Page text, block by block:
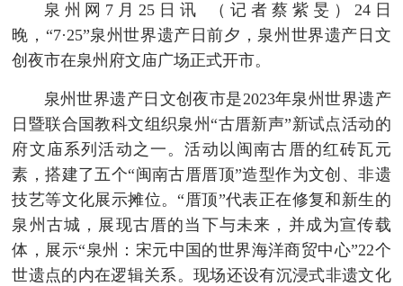
泉州网7月25日讯 （记者蔡紫旻）24日
晚，“7·25”泉州世界遗产日前夕，泉州世界遗产日文
创夜市在泉州府文庙广场正式开市。
泉州世界遗产日文创夜市是2023年泉州世界遗产
日暨联合国教科文组织泉州“古厝新声”新试点活动的
府文庙系列活动之一。活动以闽南古厝的红砖瓦元
素，搭建了五个“闽南古厝厝顶”造型作为文创、非遗
技艺等文化展示摊位。“厝顶”代表正在修复和新生的
泉州古城，展现古厝的当下与未来，并成为宣传载
体，展示“泉州：宋元中国的世界海洋商贸中心”22个
世遗点的内在逻辑关系。现场还设有沉浸式非遗文化